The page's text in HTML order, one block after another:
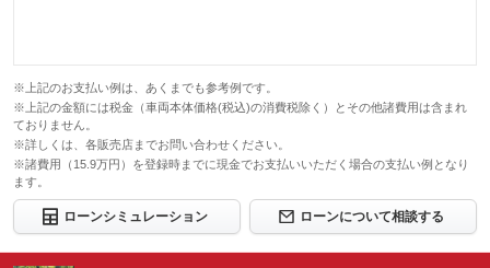
※上記のお支払い例は、あくまでも参考例です。
※上記の金額には税金（車両本体価格(税込)の消費税除く）とその他諸費用は含まれ
ておりません。
※詳しくは、各販売店までお問い合わせください。
※諸費用（15.9万円）を登録時までに現金でお支払いいただく場合の支払い例となり
ます。
ローンシミュレーション ローンについて相談する